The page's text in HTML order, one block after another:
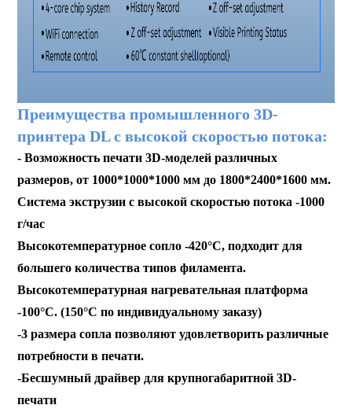
Преимущества промышленного 3D-
принтера DL с высокой скоростью потока:
- Возможность печати 3D-моделей различных
размеров, от 1000*1000*1000 мм до 1800*2400*1600 мм.
Система экструзии с высокой скоростью потока -1000
г/час
Высокотемпературное сопло -420°C, подходит для
большего количества типов филамента.
Высокотемпературная нагревательная платформа
-100°C. (150°C по индивидуальному заказу)
-3 размера сопла позволяют удовлетворить различные
потребности в печати.
-Бесшумный драйвер для крупногабаритной 3D-
печати